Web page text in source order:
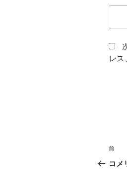
レス
投
稿
過
去
前
コメ